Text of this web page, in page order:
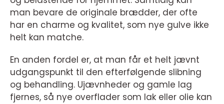
man bevare de originale brædder, der ofte
har en charme og kvalitet, som nye gulve ikke
helt kan matche.
En anden fordel er, at man får et helt jævnt
udgangspunkt til den efterfølgende slibning
og behandling. Ujævnheder og gamle lag
fjernes, så nye overflader som lak eller olie kan